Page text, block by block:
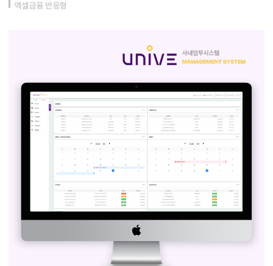
엑셀금융 반응형